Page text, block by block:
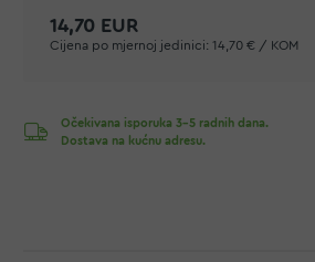
14,70 EUR
Cijena po mjernoj jedinici: 14,70 € / KOM
Očekivana isporuka 3-5 radnih dana.
Dostava na kućnu adresu.